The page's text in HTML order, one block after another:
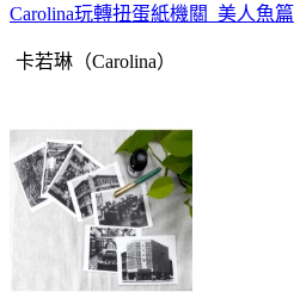
Carolina玩轉扭蛋紙機關_美人魚篇
卡若琳（Carolina）